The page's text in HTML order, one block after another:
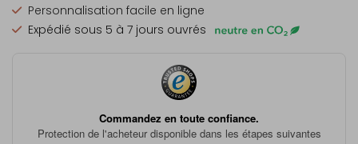
Personnalisation facile en ligne
Expédié sous 5 à 7 jours ouvrés